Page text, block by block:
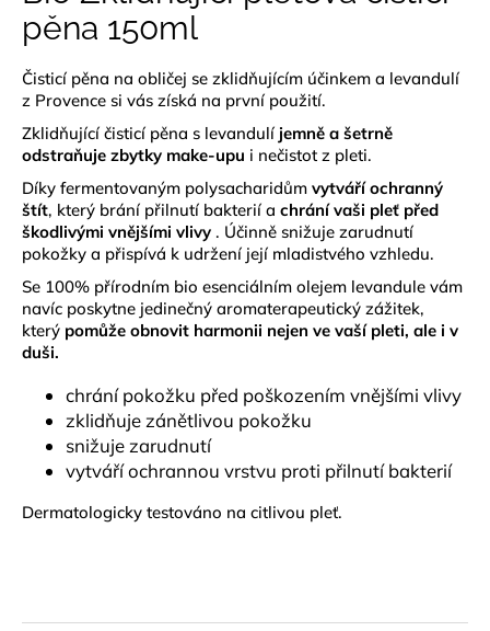
0,0
z
5
hvězdiček.
pěna 150ml
Čisticí pěna na obličej se zklidňujícím účinkem a levandulí
z Provence si vás získá na první použití.
Zklidňující čisticí pěna s levandulí jemně a šetrně
odstraňuje zbytky make-upu i nečistot z pleti.
Díky fermentovaným polysacharidům vytváří ochranný
štít, který brání přilnutí bakterií a chrání vaši pleť před
škodlivými vnějšími vlivy . Účinně snižuje zarudnutí
pokožky a přispívá k udržení její mladistvého vzhledu.
Se 100% přírodním bio esenciálním olejem levandule vám
navíc poskytne jedinečný aromaterapeutický zážitek,
který pomůže obnovit harmonii nejen ve vaší pleti, ale i v
duši.
chrání pokožku před poškozením vnějšími vlivy
zklidňuje zánětlivou pokožku
snižuje zarudnutí
vytváří ochrannou vrstvu proti přilnutí bakterií
Dermatologicky testováno na citlivou pleť.
a
j
í
t
?
HLEDAT
D
u
e